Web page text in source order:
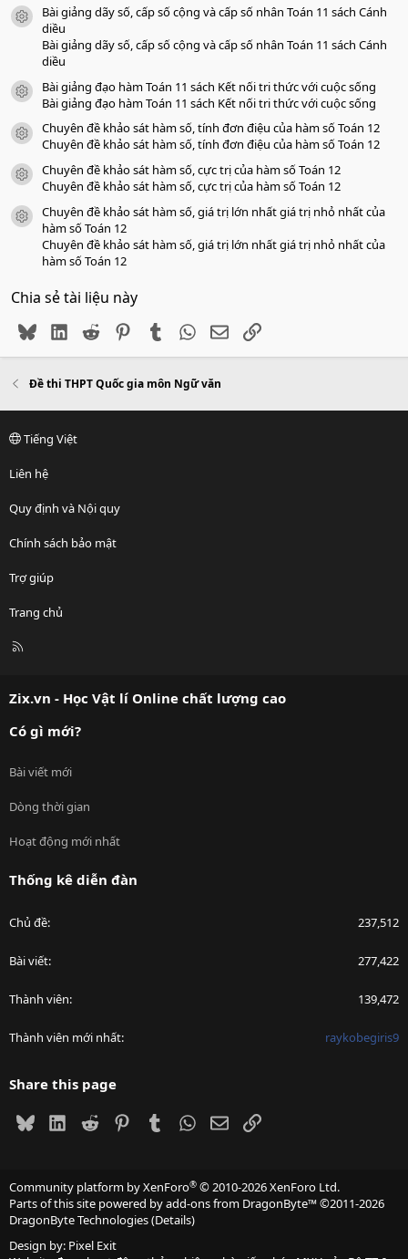
a
icon tài liệu
Bài giảng dãy số, cấp số cộng và cấp số nhân Toán 11 sách Cánh
diều
Bài giảng dãy số, cấp số cộng và cấp số nhân Toán 11 sách Cánh
diều
icon tài liệu
Bài giảng đạo hàm Toán 11 sách Kết nối tri thức với cuộc sống
Bài giảng đạo hàm Toán 11 sách Kết nối tri thức với cuộc sống
icon tài liệu
Chuyên đề khảo sát hàm số, tính đơn điệu của hàm số Toán 12
Chuyên đề khảo sát hàm số, tính đơn điệu của hàm số Toán 12
icon tài liệu
Chuyên đề khảo sát hàm số, cực trị của hàm số Toán 12
Chuyên đề khảo sát hàm số, cực trị của hàm số Toán 12
icon tài liệu
Chuyên đề khảo sát hàm số, giá trị lớn nhất giá trị nhỏ nhất của
hàm số Toán 12
Chuyên đề khảo sát hàm số, giá trị lớn nhất giá trị nhỏ nhất của
hàm số Toán 12
Chia sẻ tài liệu này
BlueskyLinkedIn
Reddit PinterestTumblr WhatsApp
EmailLink
Đề thi THPT Quốc gia môn Ngữ văn
Tiếng Việt
Liên hệ
Quy định và Nội quy
Chính sách bảo mật
Trợ giúp
Trang chủ
R
Zix.vn - Học Vật lí Online chất lượng cao
Có gì mới?
Bài viết mới
Dòng thời gian
Hoạt động mới nhất
Thống kê diễn đàn
Chủ đề 237,512
Bài viết 277,422
Thành viên 139,472
Thành viên mới nhất raykobegiris9
Share this page
BlueskyLinkedIn
Reddit PinterestTumblrWhatsApp
EmailLink
Community platform by XenForo® © 2010-2026 XenForo Ltd.
Parts of this site powered byadd-ons from DragonByte™©2011-2026
DragonByte Technologies(Details)
Design by: Pixel Exit